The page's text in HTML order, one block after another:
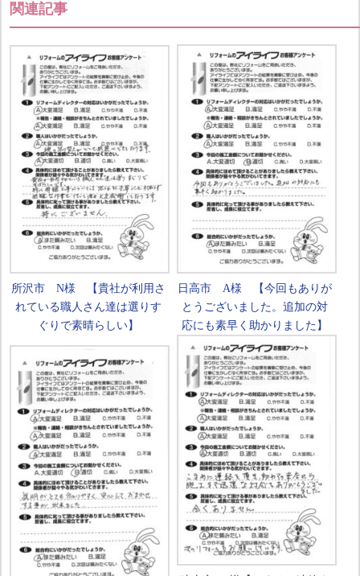
関連記事
所沢市 N様 【貴社が利用さ
れている職人さん達は選りす
ぐりで素晴らしい】
日高市 A様 【今回もありが
とうございました。追加の対
応にも素早く助かりました】